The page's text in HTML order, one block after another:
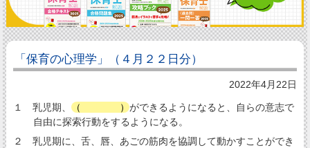
「保育の心理学」（４月２２日分）
2022年4月22日
１ 乳児期、 （ ）ができるようになると、自らの意志で
自由に探索行動をするようになる。
２ 乳児期に、舌、唇、あごの筋肉を協調して動かすことができ